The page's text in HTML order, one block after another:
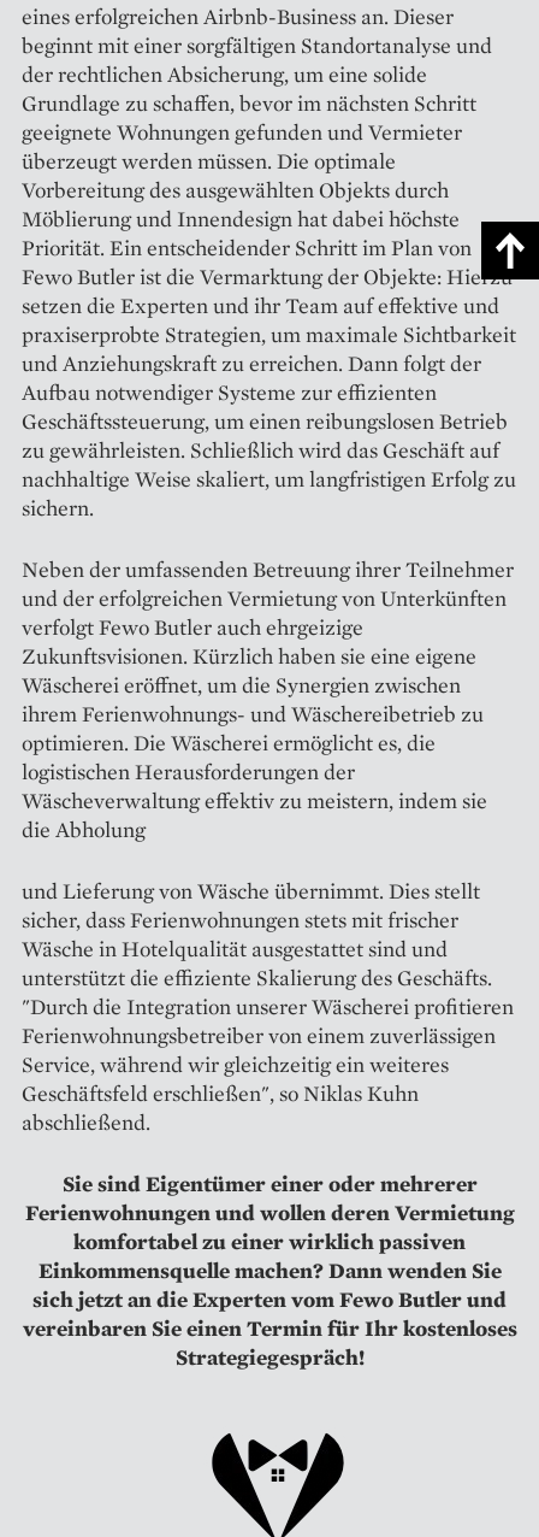
eines erfolgreichen Airbnb-Business an. Dieser
beginnt mit einer sorgfältigen Standortanalyse und
der rechtlichen Absicherung, um eine solide
Grundlage zu schaffen, bevor im nächsten Schritt
geeignete Wohnungen gefunden und Vermieter
überzeugt werden müssen. Die optimale
Vorbereitung des ausgewählten Objekts durch
Möblierung und Innendesign hat dabei höchste
Priorität. Ein entscheidender Schritt im Plan von
Fewo Butler ist die Vermarktung der Objekte: Hierzu
setzen die Experten und ihr Team auf effektive und
praxiserprobte Strategien, um maximale Sichtbarkeit
und Anziehungskraft zu erreichen. Dann folgt der
Aufbau notwendiger Systeme zur effizienten
Geschäftssteuerung, um einen reibungslosen Betrieb
zu gewährleisten. Schließlich wird das Geschäft auf
nachhaltige Weise skaliert, um langfristigen Erfolg zu
sichern.
Neben der umfassenden Betreuung ihrer Teilnehmer
und der erfolgreichen Vermietung von Unterkünften
verfolgt Fewo Butler auch ehrgeizige
Zukunftsvisionen. Kürzlich haben sie eine eigene
Wäscherei eröffnet, um die Synergien zwischen
ihrem Ferienwohnungs- und Wäschereibetrieb zu
optimieren. Die Wäscherei ermöglicht es, die
logistischen Herausforderungen der
Wäscheverwaltung effektiv zu meistern, indem sie
die Abholung
und Lieferung von Wäsche übernimmt. Dies stellt
sicher, dass Ferienwohnungen stets mit frischer
Wäsche in Hotelqualität ausgestattet sind und
unterstützt die effiziente Skalierung des Geschäfts.
"Durch die Integration unserer Wäscherei profitieren
Ferienwohnungsbetreiber von einem zuverlässigen
Service, während wir gleichzeitig ein weiteres
Geschäftsfeld erschließen", so Niklas Kuhn
abschließend.
Sie sind Eigentümer einer oder mehrerer
Ferienwohnungen und wollen deren Vermietung
komfortabel zu einer wirklich passiven
Einkommensquelle machen? Dann wenden Sie
sich jetzt an die Experten vom Fewo Butler und
vereinbaren Sie einen Termin für Ihr kostenloses
Strategiegespräch!